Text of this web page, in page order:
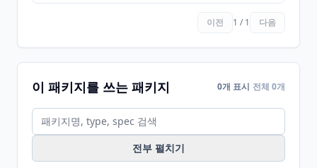
이전 1 / 1 다음
이 패키지를 쓰는 패키지 0개 표시 전체 0개
전부 펼치기